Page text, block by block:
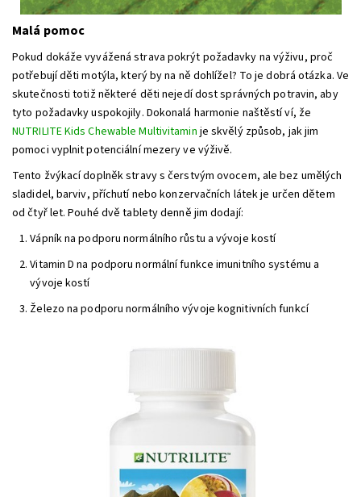
Malá pomoc
Pokud dokáže vyvážená strava pokrýt požadavky na výživu, proč
potřebují děti motýla, který by na ně dohlížel? To je dobrá otázka. Ve
skutečnosti totiž některé děti nejedí dost správných potravin, aby
tyto požadavky uspokojily. Dokonalá harmonie naštěstí ví, že
NUTRILITE Kids Chewable Multivitamin je skvělý způsob, jak jim
pomoci vyplnit potenciální mezery ve výživě.
Tento žvýkací doplněk stravy s čerstvým ovocem, ale bez umělých
sladidel, barviv, příchutí nebo konzervačních látek je určen dětem
od čtyř let. Pouhé dvě tablety denně jim dodají:
Vápník na podporu normálního růstu a vývoje kostí
Vitamin D na podporu normální funkce imunitního systému a
vývoje kostí
Železo na podporu normálního vývoje kognitivních funkcí